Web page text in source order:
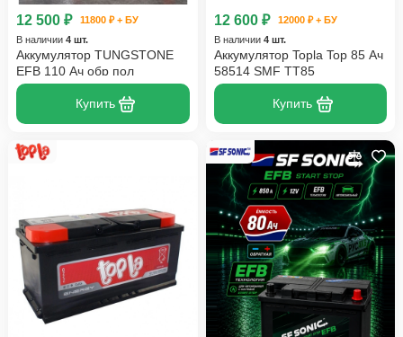
12 500 ₽
11800 ₽ + БУ
В наличии 4 шт.
Аккумулятор TUNGSTONE
EFB 110 Ач обр пол
Купить
12 600 ₽
12000 ₽ + БУ
В наличии 4 шт.
Аккумулятор Topla Top 85 Ач
58514 SMF TT85
Купить